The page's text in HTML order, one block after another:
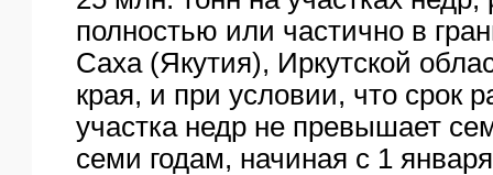
полностью или частично в
Саха (Якутия), Иркутской
края, и при условии, что срок
участка недр не превышает
семи годам, начиная с 1